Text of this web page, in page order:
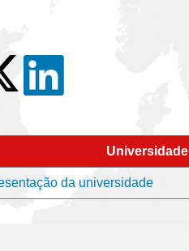
Universidade
da universidade